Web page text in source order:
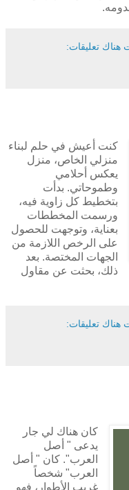
هناك تعليقات:
كنت أعيش في حلم لبناء
منزلي الخاص، منزل
يعكس أحلامي
وطموحاتي. بدأت
بتخطيط كل زاوية فيه،
ورسمت المخططات
بعناية، وتوجهت للحصول
على الرخص اللازمة من
الجهات المختصة. بعد
ذلك، بحثت عن مقاول
هناك تعليقات:
كان هناك لي جار
يدعى " أصل
العرب". كان " أصل
العرب" شخصاً
غريب الأطوار، فهو